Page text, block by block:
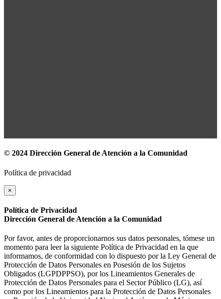
© 2024 Dirección General de Atención a la Comunidad
Política de privacidad
×
Política de Privacidad
Dirección General de Atención a la Comunidad
Por favor, antes de proporcionarnos sus datos personales, tómese un
momento para leer la siguiente Política de Privacidad en la que
informamos, de conformidad con lo dispuesto por la Ley General de
Protección de Datos Personales en Posesión de los Sujetos
Obligados (LGPDPPSO), por los Lineamientos Generales de
Protección de Datos Personales para el Sector Público (LG), así
como por los Lineamientos para la Protección de Datos Personales